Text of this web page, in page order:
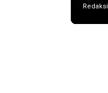
Redaksi